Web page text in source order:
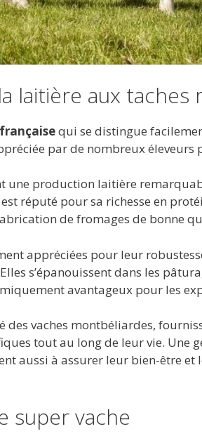
laitière aux taches
qui se distingue
par de nombreux
une production laitière
réputé pour sa richesse en
de fromages de bonne
appréciées pour leur
s’épanouissent dans les
avantageux pour les
vaches montbéliardes,
tout au long de leur vie. Une
aussi à assurer leur bien-être et
super vache